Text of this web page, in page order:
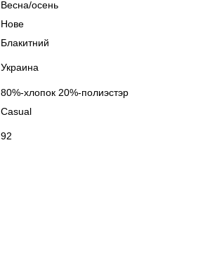
Весна/осень
Нове
Блакитний
Украина
80%-хлопок 20%-полиэстэр
Casual
92